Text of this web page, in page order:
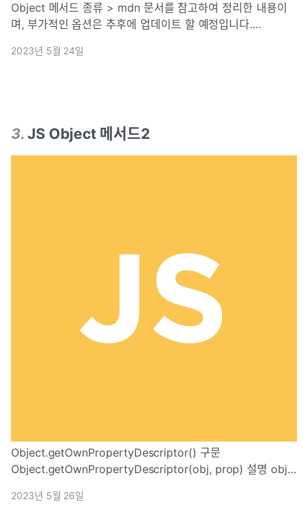
Object 메서드 종류 > mdn 문서를 참고하여 정리한 내용이
며, 부가적인 옵션은 추후에 업데이트 할 예정입니다.
2023년 5월 24일
3. JS Object 메서드2
Object.getOwnPropertyDescriptor() 구문
Object.getOwnPropertyDescriptor(obj, prop) 설명 obj
defineProperties()메서드를 사용하여
2023년 5월 26일